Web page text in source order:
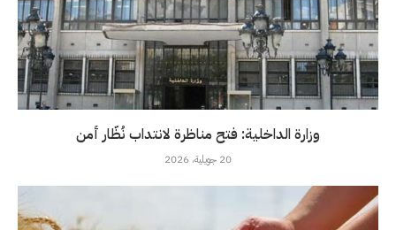
وزارة الداخلية: فتح مناظرة لانتداب نُظّار أمن
20 جويلية، 2026